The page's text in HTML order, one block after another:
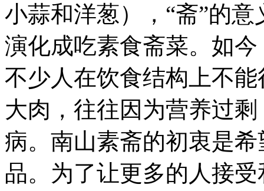
小蒜和洋葱），“斋”的
演化成吃素食斋菜。如
不少人在饮食结构上不
大肉，往往因为营养过
病。南山素斋的初衷是
品。为了让更多的人接